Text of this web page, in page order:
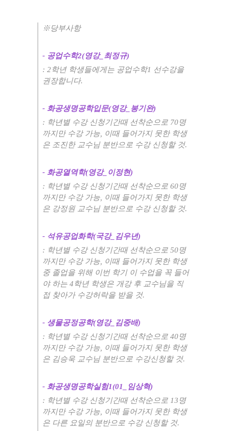
※당부사항
- 공업수학2(영강_ 최정규)
: 2 학년 학생들에게는 공업수학1 선수강을
권장합니다.
- 화공생명공학입문(영강_ 봉기완)
: 학년별 수강 신청기간때 선착순으로 70명
까지만 수강 가능
이때 들어가지 못한 학생
은 조진한 교수님 분반으로 수강 신청할 것.
- 화공열역학(영강_ 이정현)
: 학년별 수강 신청기간때 선착순으로 60명
까지만 수강 가능
이때 들어가지 못한 학생
은 강정원 교수님 분반으로 수강 신청할 것.
- 석유공업화학(국강_ 김우년)
: 학년별 수강 신청기간때 선착순으로 50명
까지만 수강 가능
이때 들어가지 못한 학생
중 졸업을 위해 이번 학기 이 수업을 꼭 들어
야 하는 4 학년 학생은 개강 후 교수님을 직
접 찾아가 수강허락을 받을 것.
- 생물공정공학(영강_ 김중배)
: 학년별 수강 신청기간때 선착순으로 40명
까지만 수강 가능
이때 들어가지 못한 학생
은 김승욱 교수님 분반으로 수강신청할 것.
- 화공생명공학실험1(01_ 임상혁)
: 학년별 수강 신청기간때 선착순으로 13 명
까지만 수강 가능
이때 들어가지 못한 학생
은 다른 요일의 분반으로 수강 신청할 것.